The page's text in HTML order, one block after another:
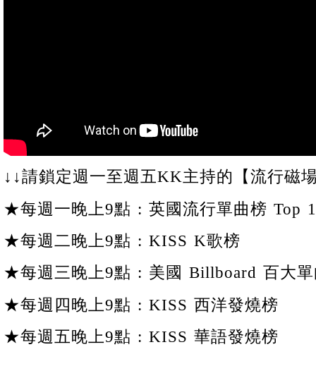
↓↓請鎖定週一至週五KK主持的【流行磁
★每週一晚上9點 : 英國流行單曲榜 Top
★每週二晚上9點 : KISS K歌榜
★每週三晚上9點 : 美國 Billboard 百大
★每週四晚上9點 : KISS 西洋發燒榜
★每週五晚上9點 : KISS 華語發燒榜